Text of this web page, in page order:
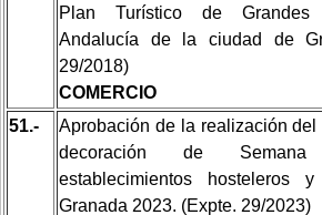
Plan Turístico de
Andalucía de la ciudad de
29/2018)
COMERCIO
51.-
Aprobación de la realización
decoración de
establecimientos hosteleros
Granada 2023. (Expte. 29/2023)